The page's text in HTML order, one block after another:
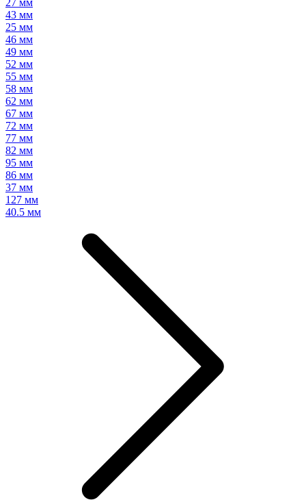
27 мм
43 мм
25 мм
46 мм
49 мм
52 мм
55 мм
58 мм
62 мм
67 мм
72 мм
77 мм
82 мм
95 мм
86 мм
37 мм
127 мм
40.5 мм